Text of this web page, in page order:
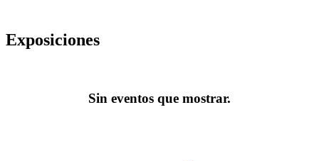
Exposiciones
Sin eventos que mostrar.